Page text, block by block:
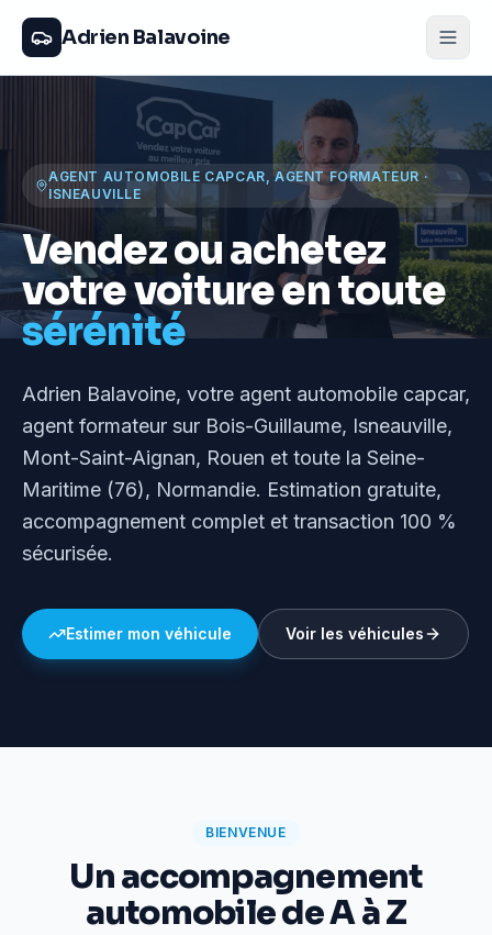
Adrien Balavoine
AGENT AUTOMOBILE CAPCAR, AGENT FORMATEUR ·
ISNEAUVILLE
Vendez ou achetez
votre voiture en toute
sérénité
Adrien Balavoine, votre agent automobile capcar,
agent formateur sur Bois-Guillaume, Isneauville,
Mont-Saint-Aignan, Rouen et toute la Seine-
Maritime (76), Normandie. Estimation gratuite,
accompagnement complet et transaction 100 %
sécurisée.
Estimer mon véhicule Voir les véhicules
BIENVENUE
Un accompagnement
automobile de A à Z